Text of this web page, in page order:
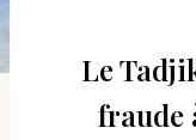
Le
fraude